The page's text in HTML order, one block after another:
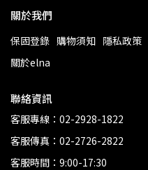
關於我們
保固登錄 購物須知 隱私政策
關於elna
聯絡資訊
客服專線：02-2928-1822
客服傳真：02-2726-2822
客服時間：9:00-17:30